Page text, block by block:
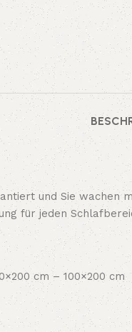
und Sie
für jeden
cm – 100×200 cm